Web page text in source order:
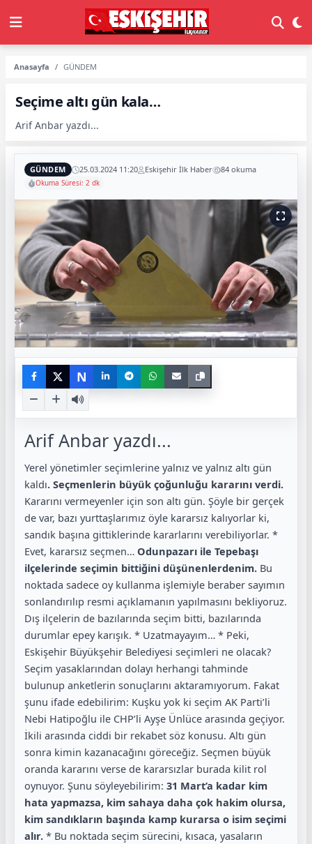
Anasayfa GÜNDEM
Seçime altı gün kala…
Arif Anbar yazdı...
GÜNDEM 25.03.2024 11:20 Eskişehir İlk Haber 84 okuma
Okuma Süresi: 2 dk
N
Arif Anbar yazdı...
Yerel yönetimler seçimlerine yalnız ve yalnız altı gün
kaldı. Seçmenlerin büyük çoğunluğu kararını verdi.
Kararını vermeyenler için son altı gün. Şöyle bir gerçek
de var, bazı yurttaşlarımız öyle kararsız kalıyorlar ki,
sandık başına gittiklerinde kararlarını verebiliyorlar. *
Evet, kararsız seçmen… Odunpazarı ile Tepebaşı
ilçelerinde seçimin bittiğini düşünenlerdenim. Bu
noktada sadece oy kullanma işlemiyle beraber sayımın
sonlandırılıp resmi açıklamanın yapılmasını bekliyoruz.
Dış ilçelerin de bazılarında seçim bitti, bazılarında
durumlar epey karışık. * Uzatmayayım… * Peki,
Eskişehir Büyükşehir Belediyesi seçimleri ne olacak?
Seçim yasaklarından dolayı herhangi tahminde
bulunup anketlerin sonuçlarını aktaramıyorum. Fakat
şunu ifade edebilirim: Kuşku yok ki seçim AK Parti’li
Nebi Hatipoğlu ile CHP’li Ayşe Ünlüce arasında geçiyor.
İkili arasında ciddi bir rekabet söz konusu. Altı gün
sonra kimin kazanacağını göreceğiz. Seçmen büyük
oranda kararını verse de kararsızlar burada kilit rol
oynuyor. Şunu söyleyebilirim: 31 Mart’a kadar kim
hata yapmazsa, kim sahaya daha çok hakim olursa,
kim sandıkların başında kamp kurarsa o isim seçimi
alır. * Bu noktada seçim sürecini, kısaca, yasaların